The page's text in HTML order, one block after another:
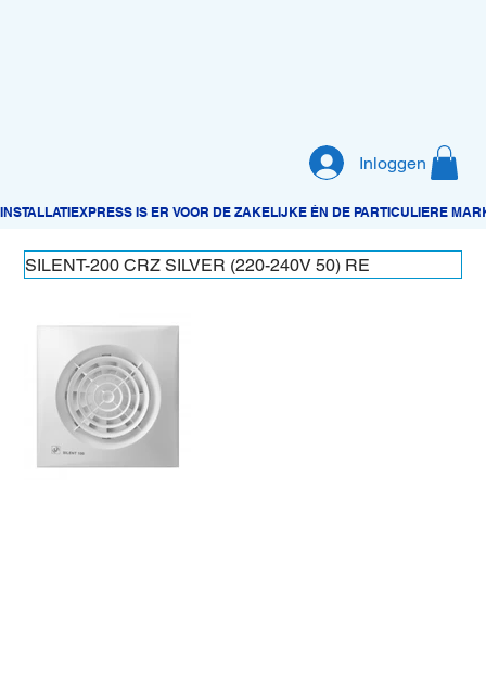
Inloggen
SILENT-200 CRZ SILVER (220-240V 50) RE